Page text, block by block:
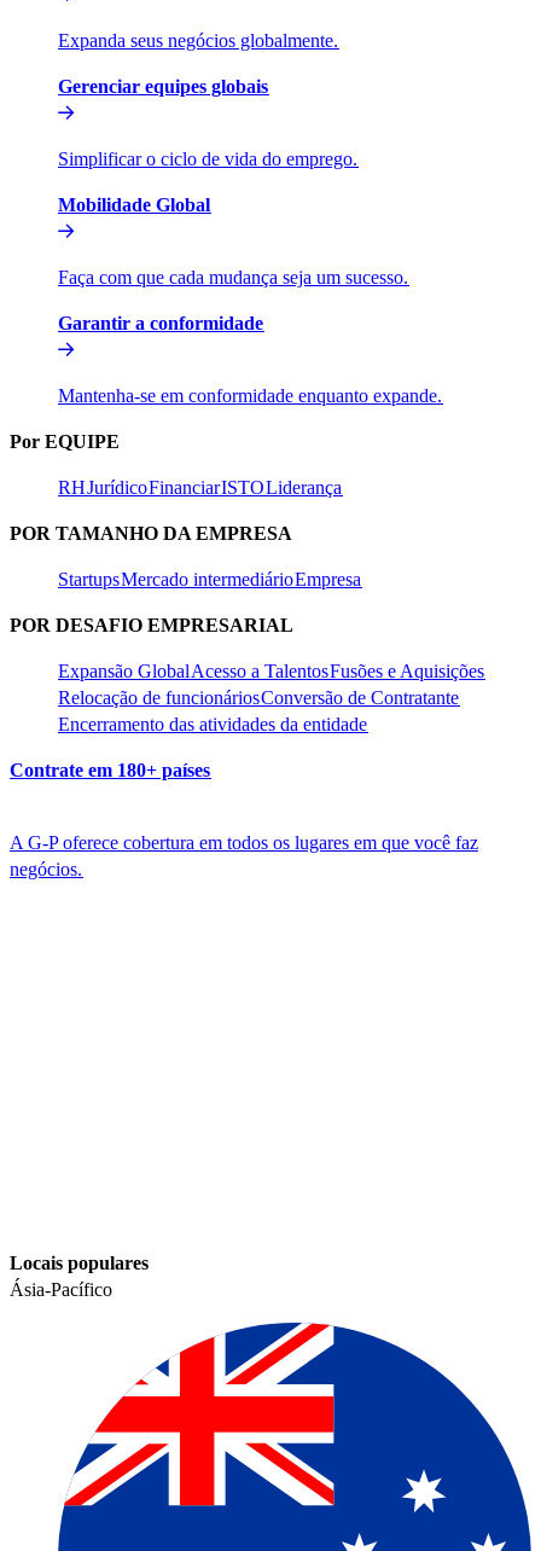
Expanda seus negócios globalmente.​​
Gerenciar equipes globais​​
Simplificar o ciclo de vida do emprego.​​
Mobilidade Global​​
Faça com que cada mudança seja um sucesso.​​
Garantir a conformidade​​
Mantenha-se em conformidade enquanto expande.​​
Por EQUIPE​​
RH​​Jurídico​​Financiar​​ISTO​​Liderança​​
POR TAMANHO DA EMPRESA​​
Startups​​Mercado intermediário​​Empresa​​
POR DESAFIO EMPRESARIAL​​
Expansão Global​​Acesso a Talentos​​Fusões e Aquisições​​
Relocação de funcionários​​Conversão de Contratante​​
Encerramento das atividades da entidade​​
Contrate em 180+ países​​
A G-P oferece cobertura em todos os lugares em que você faz
negócios.​​
Locais populares​​
Ásia-Pacífico​​